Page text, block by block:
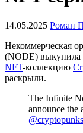
14.05.2025 Роман
Некоммерческая
(NODE) выкупила
NFT-коллекцию
раскрыли.
The Infinite
announce the